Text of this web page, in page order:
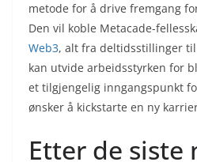
metode for å drive fremgang
Den vil koble Metacade-
Web3, alt fra deltidsstillinger
kan utvide arbeidsstyrken for
et tilgjengelig inngangspunkt
ønsker å kickstarte en ny
Etter de siste